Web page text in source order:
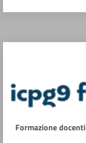
Formazione docenti